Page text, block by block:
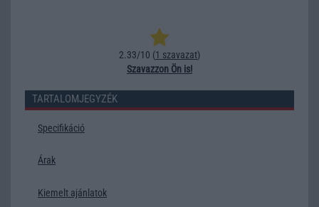
2.33/10 (1 szavazat)
Szavazzon Ön is!
TARTALOMJEGYZÉK
Specifikáció
Árak
Kiemelt ajánlatok